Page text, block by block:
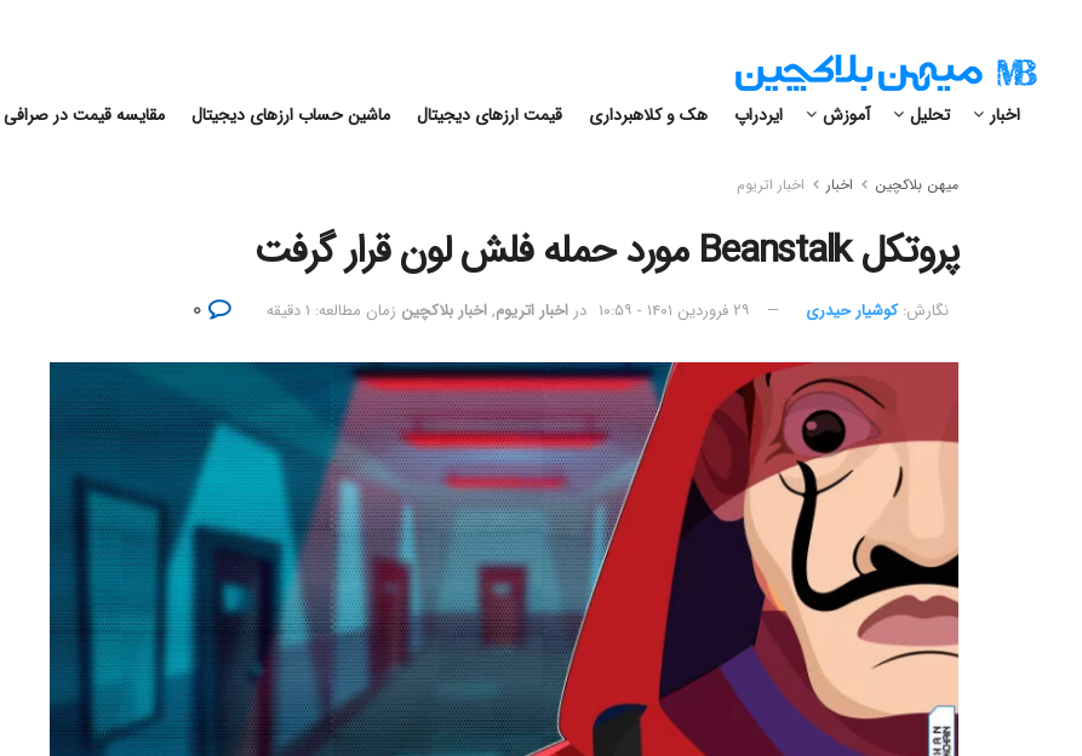
اخبار تحلیل آموزش ایردراپ هک و کلاهبرداری قیمت ارزهای دیجیتال ماشین حساب ارزهای دیجیتال مقایسه قیمت در صرافی
میهن بلاکچین اخبار اخبار اتریوم
پروتکل Beanstalk مورد حمله فلش لون قرار گرفت
نگارش:‌ کوشیار حیدری ۲۹ فروردین ۱۴۰۱ - ۱۰:۵۹ در اخبار اتریوم,اخبار بلاکچین زمان مطالعه: ۱ دقیقه